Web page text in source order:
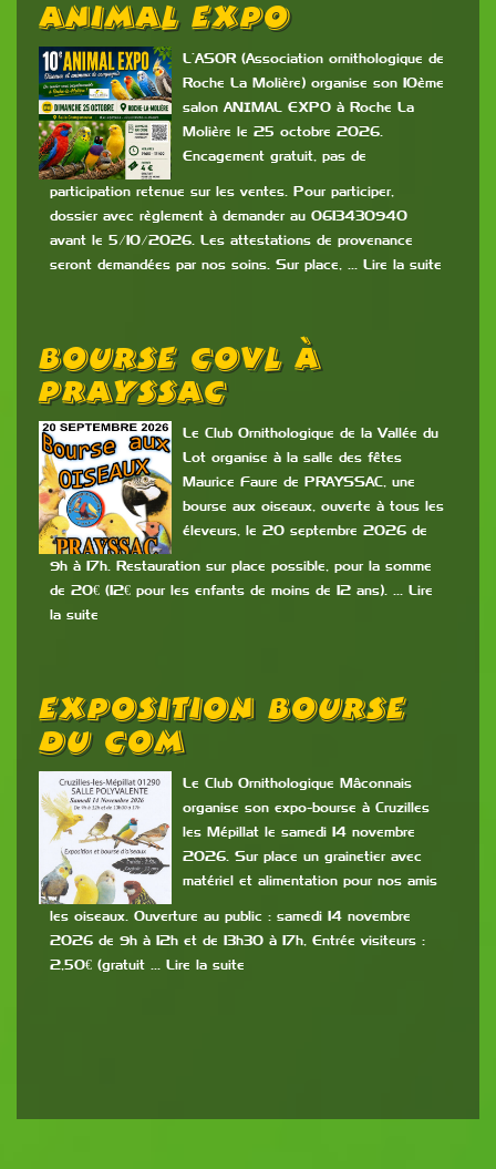
Animal Expo
L’ASOR (Association ornithologique de
Roche La Molière) organise son 10ème
salon ANIMAL EXPO à Roche La
Molière le 25 octobre 2026.
Encagement gratuit, pas de
participation retenue sur les ventes. Pour participer,
dossier avec règlement à demander au 0613430940
avant le 5/10/2026. Les attestations de provenance
seront demandées par nos soins. Sur place, … Lire la suite
Bourse COVL À
PRAYSSAC
Le Club Ornithologique de la Vallée du
Lot organise à la salle des fêtes
Maurice Faure de PRAYSSAC, une
bourse aux oiseaux, ouverte à tous les
éleveurs, le 20 septembre 2026 de
9h à 17h. Restauration sur place possible, pour la somme
de 20€ (12€ pour les enfants de moins de 12 ans). … Lire
la suite
Exposition Bourse
Du COM
Le Club Ornithologique Mâconnais
organise son expo-bourse à Cruzilles
les Mépillat le samedi 14 novembre
2026. Sur place un grainetier avec
matériel et alimentation pour nos amis
les oiseaux. Ouverture au public : samedi 14 novembre
2026 de 9h à 12h et de 13h30 à 17h, Entrée visiteurs :
2,50€ (gratuit … Lire la suite